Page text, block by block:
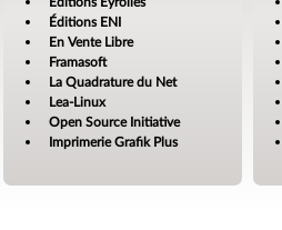
Éditions ENI
En Vente Libre
Framasoft
La Quadrature du Net
Lea-Linux
Open Source Initiative
Imprimerie Grafik Plus